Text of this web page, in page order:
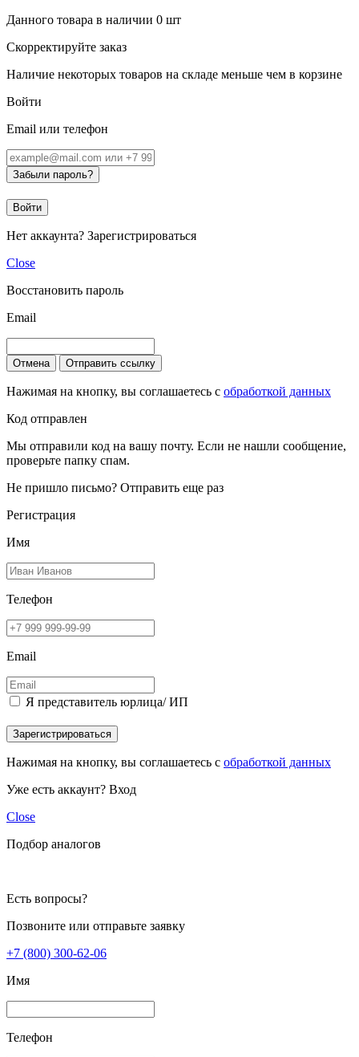
Данного товара в наличии 0 шт
Скорректируйте заказ
Наличие некоторых товаров на складе меньше чем в корзине
Войти
Email или телефон
Забыли пароль?
Войти
Нет аккаунта? Зарегистрироваться
Close
Восстановить пароль
Email
Отмена Отправить ссылку
Нажимая на кнопку, вы соглашаетесь с обработкой данных
Код отправлен
Мы отправили код на вашу почту. Если не нашли сообщение,
проверьте папку спам.
Не пришло письмо? Отправить еще раз
Регистрация
Имя
Телефон
Email
Я представитель юрлица/ ИП
Зарегистрироваться
Нажимая на кнопку, вы соглашаетесь с обработкой данных
Уже есть аккаунт? Вход
Close
Подбор аналогов
Есть вопросы?
Позвоните или отправьте заявку
+7 (800) 300-62-06
Имя
Телефон